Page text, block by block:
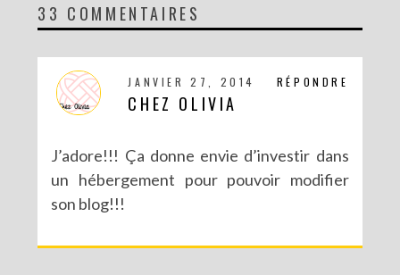
CONCOURS AVEC SERGENT MAJOR
33 COMMENTAIRES
RÉPONDRE
JANVIER 27, 2014
CHEZ OLIVIA
J’adore!!! Ça donne envie d’investir dans
un hébergement pour pouvoir modifier
son blog!!!